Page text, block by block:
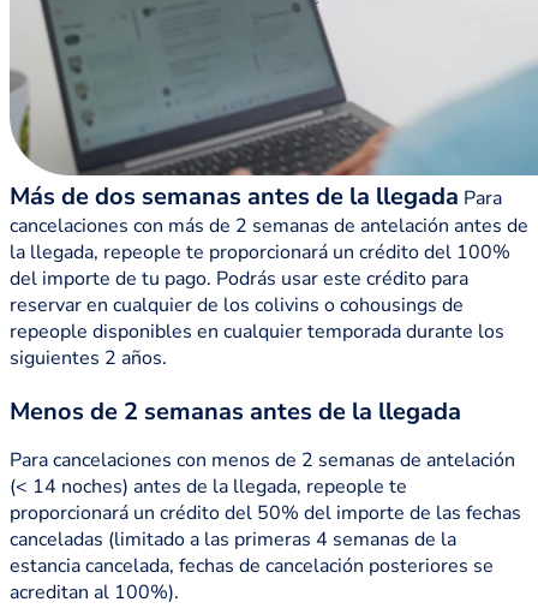
Más de dos semanas antes de la llegada Para
cancelaciones con más de 2 semanas de antelación antes de
la llegada, repeople te proporcionará un crédito del 100%
del importe de tu pago. Podrás usar este crédito para
reservar en cualquier de los colivins o cohousings de
repeople disponibles en cualquier temporada durante los
siguientes 2 años.
Menos de 2 semanas antes de la llegada
Para cancelaciones con menos de 2 semanas de antelación
(< 14 noches) antes de la llegada, repeople te
proporcionará un crédito del 50% del importe de las fechas
canceladas (limitado a las primeras 4 semanas de la
estancia cancelada, fechas de cancelación posteriores se
acreditan al 100%).